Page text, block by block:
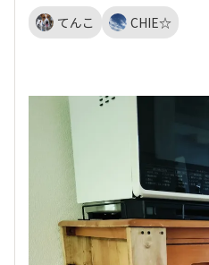
てんこ CHIE☆